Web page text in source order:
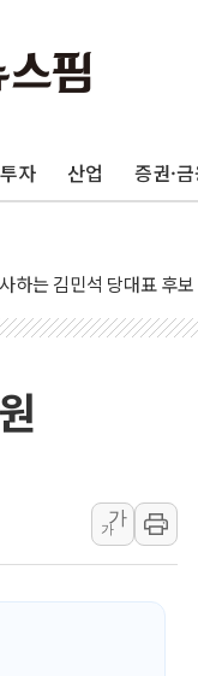
자 산업 증권·
시 재난예산 40억 긴급
진·영덕 '호우특보'-포항
합동연설회 나선 송영
석, 2주차 제주·인천 경
] 민주, 제주·인천 경선
] 민주, 인천 경선 결과
주 국내 주요 금융일정
이란전 출구전략 만지작
릉·동해·삼척 시간당 최
기물 수거하다 참변…60
울 중랑구 주택가서 흉기
통령 "결혼 때문에 손
오동도 인근 해상서 모
미애, '위안부' 피해자 기
가
가